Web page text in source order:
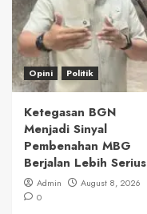
Opini Politik
Ketegasan BGN
Menjadi Sinyal
Pembenahan MBG
Berjalan Lebih Serius
Admin
August 8, 2026
0